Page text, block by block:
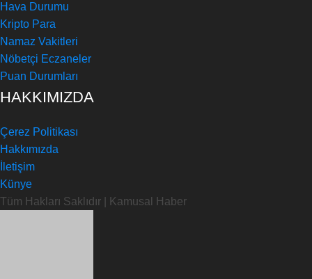
Hava Durumu
Kripto Para
Namaz Vakitleri
Nöbetçi Eczaneler
Puan Durumları
HAKKIMIZDA
Çerez Politikası
Hakkımızda
İletişim
Künye
Tüm Hakları Saklıdır | Kamusal Haber